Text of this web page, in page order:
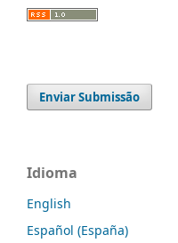
Enviar Submissão
Idioma
English
Español (España)